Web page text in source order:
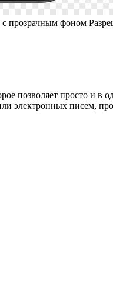
прозрачным фоном
позволяет просто и в
электронных писем,